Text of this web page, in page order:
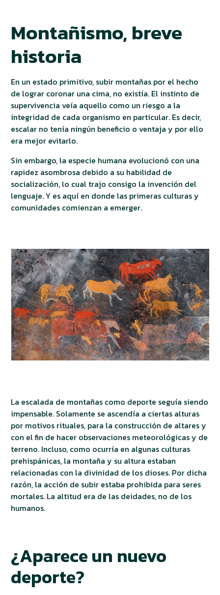
Montañismo, breve
historia
En un estado primitivo, subir montañas por el hecho
de lograr coronar una cima, no existía. El instinto de
supervivencia veía aquello como un riesgo a la
integridad de cada organismo en particular. Es decir,
escalar no tenía ningún beneficio o ventaja y por ello
era mejor evitarlo.
Sin embargo, la especie humana evolucionó con una
rapidez asombrosa debido a su habilidad de
socialización, lo cual trajo consigo la invención del
lenguaje. Y es aquí en donde las primeras culturas y
comunidades comienzan a emerger.
La escalada de montañas como deporte seguía siendo
impensable. Solamente se ascendía a ciertas alturas
por motivos rituales, para la construcción de altares y
con el fin de hacer observaciones meteorológicas y de
terreno. Incluso, como ocurría en algunas culturas
prehispánicas, la montaña y su altura estaban
relacionadas con la divinidad de los dioses. Por dicha
razón, la acción de subir estaba prohibida para seres
mortales. La altitud era de las deidades, no de los
humanos.
¿Aparece un nuevo
deporte?